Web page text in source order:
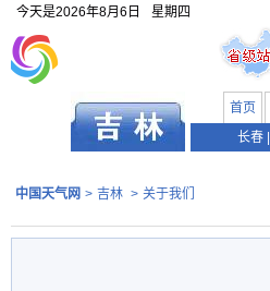
今天是2026年8月6日 星期四
首页
长春
中国天气网 > 吉林 > 关于我们